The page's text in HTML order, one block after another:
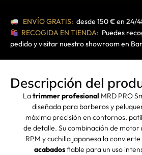
ENVÍO GRATIS: desde 150 € en 24/
RECOGIDA EN TIENDA: Puedes
pedido y visitar nuestro showroom en
Descripción del
Latrimmer profesional MRD PRO
diseñada para barberos y
máxima precisión en contornos,
de detalle. Su combinación de
RPM y cuchilla japonesa la convierte
acabadosfiable para un uso